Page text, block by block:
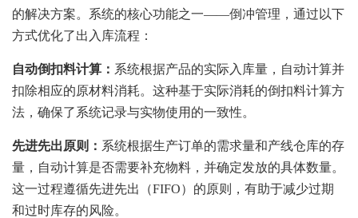
的解决方案。系统的核心功能之一——倒冲管理，通过以下
方式优化了出入库流程：
自动倒扣料计算： 系统根据产品的实际入库量，自动计算并
扣除相应的原材料消耗。这种基于实际消耗的倒扣料计算方
法，确保了系统记录与实物使用的一致性。
先进先出原则： 系统根据生产订单的需求量和产线仓库的存
量，自动计算是否需要补充物料，并确定发放的具体数量。
这一过程遵循先进先出（FIFO）的原则，有助于减少过期
和过时库存的风险。